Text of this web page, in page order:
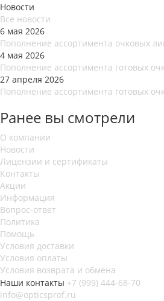
Новости
Все новости
6 мая 2026
Пополнение ассортимента очковых
4 мая 2026
Пополнение ассортимента готовых
27 апреля 2026
Пополнение ассортимента готовых
Ранее вы смотрели
О компании
Новости
Лицензии и сертификаты
Контакты
Акции
Информация
Вопрос-ответ
Политика
Помощь
Условия доставки
Условия оплаты
Условия возврата и обмена
Наши контакты +7 (999) 444-68-70
info@opticsprof.ru